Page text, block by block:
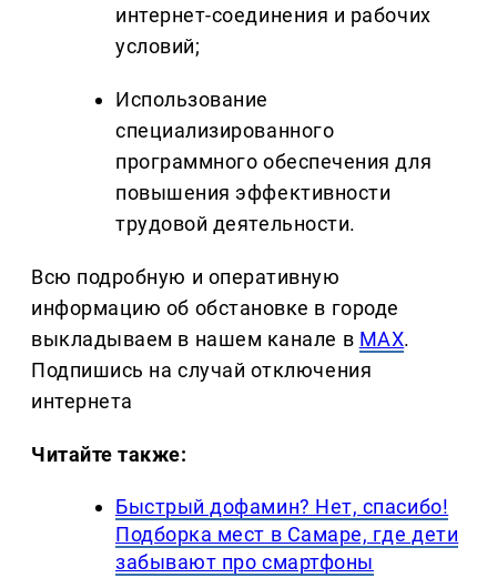
интернет-соединения и рабочих
условий;
Использование
специализированного
программного обеспечения для
повышения эффективности
трудовой деятельности.
Всю подробную и оперативную
информацию об обстановке в городе
выкладываем в нашем канале в MAX.
Подпишись на случай отключения
интернета
Читайте также:
Быстрый дофамин? Нет, спасибо!
Подборка мест в Самаре, где дети
забывают про смартфоны